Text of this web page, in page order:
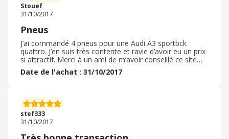
Stouef
31/10/2017
Pneus
J’ai commandé 4 pneus pour une Audi A3 sportbck
quattro. J’en suis très contente et ravie d’avoir eu un prix
si attractif. Merci à un ami de m’avoir conseillé ce site
car les garagistes sont trop cher. Je recommande ce site.
Date de l'achat : 31/10/2017
stef333
31/10/2017